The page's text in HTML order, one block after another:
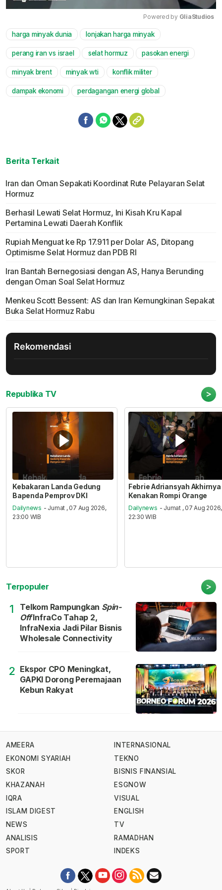
Powered by GliaStudios
harga minyak dunia lonjakan harga minyak
perang iran vs israel selat hormuz pasokan energi
minyak brent minyak wti konflik militer
dampak ekonomi perdagangan energi global
Berita Terkait
Iran dan Oman Sepakati Koordinat Rute Pelayaran Selat
Hormuz
Berhasil Lewati Selat Hormuz, Ini Kisah Kru Kapal
Pertamina Lewati Daerah Konflik
Rupiah Menguat ke Rp 17.911 per Dolar AS, Ditopang
Optimisme Selat Hormuz dan PDB RI
Iran Bantah Bernegosiasi dengan AS, Hanya Berunding
dengan Oman Soal Selat Hormuz
Menkeu Scott Bessent: AS dan Iran Kemungkinan Sepakat
Buka Selat Hormuz Rabu
Rekomendasi
Republika TV >
Kebakaran Landa Gedung
Bapenda Pemprov DKI
Dailynews - Jumat , 07 Aug 2026,
23:00 WIB
Febrie Adriansyah Akhirnya
Kenakan Rompi Orange
Dailynews - Jumat , 07 Aug 2026,
22:30 WIB
Terpopuler >
1 Telkom Rampungkan Spin-
OffInfraCo Tahap 2,
InfraNexia Jadi Pilar Bisnis
Wholesale Connectivity
2 Ekspor CPO Meningkat,
GAPKI Dorong Peremajaan
Kebun Rakyat
AMEERA
EKONOMI SYARIAH
SKOR
KHAZANAH
IQRA
ISLAM DIGEST
NEWS
ANALISIS
SPORT
INTERNASIONAL
TEKNO
BISNIS FINANSIAL
ESGNOW
VISUAL
ENGLISH
TV
RAMADHAN
INDEKS